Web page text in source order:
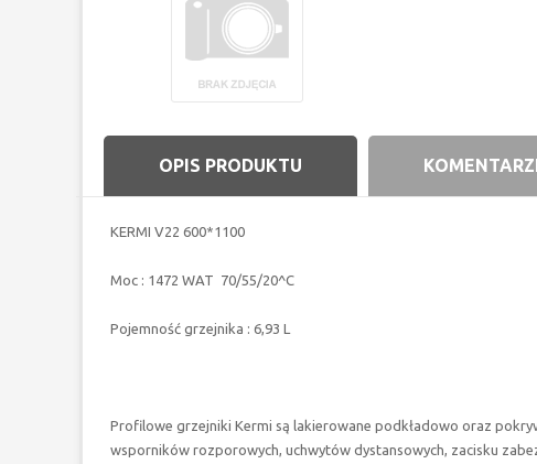
OPIS PRODUKTU
KERMI V22 600*1100
Moc : 1472 WAT 70/55/20^C
Pojemność grzejnika : 6,93 L
Profilowe grzejniki Kermi są lakierowane podkładowo oraz
wsporników rozporowych, uchwytów dystansowych, zacisku